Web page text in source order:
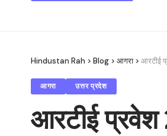
Hindustan Rah > Blog > आगरा > आरटीई
आगरा उत्तर प्रदेश
आरटीई